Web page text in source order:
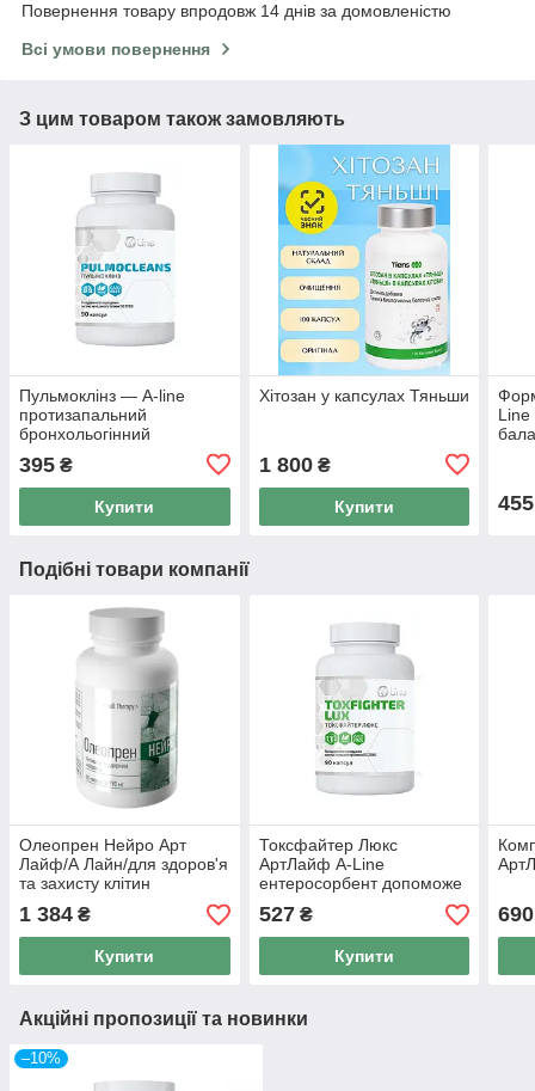
Повернення товару впродовж 14 днів за домовленістю
Всі умови повернення
З цим товаром також замовляють
Пульмоклінз — A-line
протизапальний
бронхольогінний
фітокомплекс 90 капсул
395 ₴
Купити
Хітозан у капсулах Тяньши
1 800₴
Купити
Line
455
Подібні товари компанії
Олеопрен Нейро Арт
Лайф/А Лайн/для здоров'я
та захисту клітин
головного мозку на основі
поліпренолу 60 капсул
1 384 ₴
Купити
Токсфайтер Люкс
АртЛайф A-Line
ентеросорбент допоможе
зробити організм чистішим
90 капс
527₴
Купити
690
Акційні пропозиції та новинки
–10%